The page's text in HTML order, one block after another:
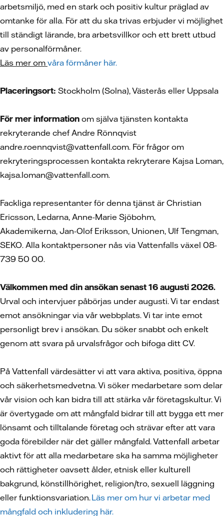
arbetsmiljö, med en stark och positiv kultur präglad av
omtanke för alla. För att du ska trivas erbjuder vi möjlighet
till ständigt lärande, bra arbetsvillkor och ett brett utbud
av personalförmåner.
Läs mer om våra förmåner här.
Placeringsort: Stockholm (Solna), Västerås eller Uppsala
För mer information om själva tjänsten kontakta
rekryterande chef Andre Rönnqvist
andre.roennqvist@vattenfall.com. För frågor om
rekryteringsprocessen kontakta rekryterare Kajsa Loman,
kajsa.loman@vattenfall.com.
Fackliga representanter för denna tjänst är Christian
Ericsson, Ledarna, Anne-Marie Sjöbohm,
Akademikerna, Jan-Olof Eriksson, Unionen, Ulf Tengman,
SEKO. Alla kontaktpersoner nås via Vattenfalls växel 08-
739 50 00.
Välkommen med din ansökan senast 16 augusti 2026.
Urval och intervjuer påbörjas under augusti. Vi tar endast
emot ansökningar via vår webbplats. Vi tar inte emot
personligt brev i ansökan. Du söker snabbt och enkelt
genom att svara på urvalsfrågor och bifoga ditt CV.
På Vattenfall värdesätter vi att vara aktiva, positiva, öppna
och säkerhetsmedvetna. Vi söker medarbetare som delar
vår vision och kan bidra till att stärka vår företagskultur. Vi
är övertygade om att mångfald bidrar till att bygga ett mer
lönsamt och tilltalande företag och strävar efter att vara
goda förebilder när det gäller mångfald. Vattenfall arbetar
aktivt för att alla medarbetare ska ha samma möjligheter
och rättigheter oavsett ålder, etnisk eller kulturell
bakgrund, könstillhörighet, religion/tro, sexuell läggning
eller funktionsvariation.Läs mer om hur vi arbetar med
mångfald och inkludering här.